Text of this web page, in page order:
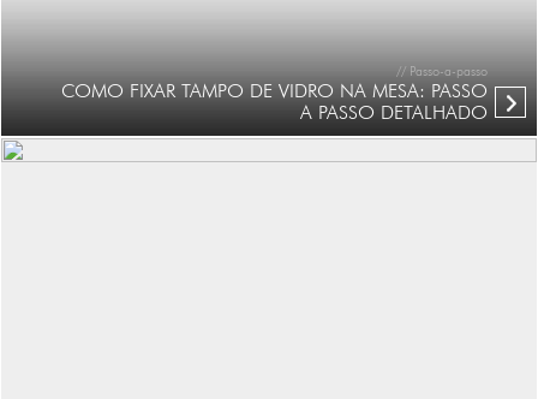
// Passo-a-passo
COMO FIXAR TAMPO DE VIDRO NA MESA: PASSO
A PASSO DETALHADO